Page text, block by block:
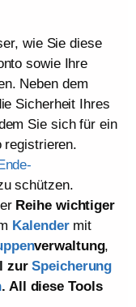
wie Sie diese
sowie Ihre
Neben dem
Sicherheit Ihres
Sie sich für ein
registrieren.
schützen.
Reihe wichtiger
Kalendermit
verwaltung,
zurSpeicherung
. All diese Tools